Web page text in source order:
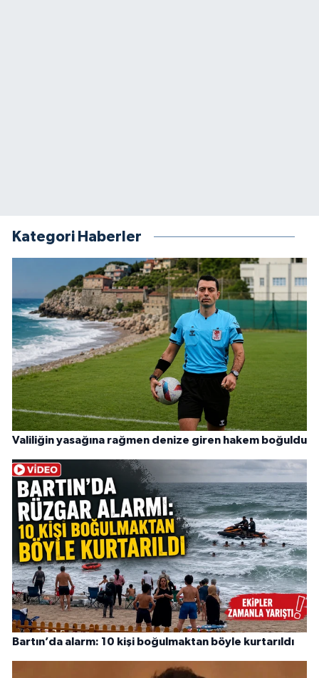
Kategori Haberler
Valiliğin yasağına rağmen denize giren hakem boğuldu
Bartın’da alarm: 10 kişi boğulmaktan böyle kurtarıldı